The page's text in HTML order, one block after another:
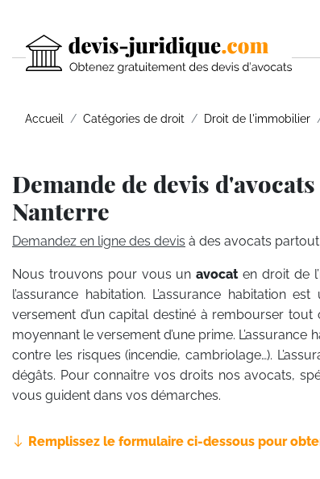
Accueil Catégories de droit Droit de l'immobilier
Demande de devis
Nanterre
Demandez en ligne des devis à des avocats partout
Nous trouvons pour vous unavocaten droit de
l’assurance habitation. L’assurance habitation
versement d’un capital destiné à rembourser
moyennant le versement d’une prime.
contre les risques (incendie, cambriolage…).
dégâts. Pour connaitre vos droits nos avocats,
vous guident dans vos démarches.
Remplissez le formulaire ci-dessous pour